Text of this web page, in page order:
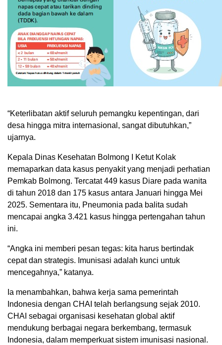
“Keterlibatan aktif seluruh pemangku kepentingan, dari
desa hingga mitra internasional, sangat dibutuhkan,”
ujarnya.
Kepala Dinas Kesehatan Bolmong I Ketut Kolak
memaparkan data kasus penyakit yang menjadi perhatian
Pemkab Bolmong. Tercatat 449 kasus Diare pada wanita
di tahun 2018 dan 175 kasus antara Januari hingga Mei
2025. Sementara itu, Pneumonia pada balita sudah
mencapai angka 3.421 kasus hingga pertengahan tahun
ini.
“Angka ini memberi pesan tegas: kita harus bertindak
cepat dan strategis. Imunisasi adalah kunci untuk
mencegahnya,” katanya.
Ia menambahkan, bahwa kerja sama pemerintah
Indonesia dengan CHAI telah berlangsung sejak 2010.
CHAI sebagai organisasi kesehatan global aktif
mendukung berbagai negara berkembang, termasuk
Indonesia, dalam memperkuat sistem imunisasi nasional.